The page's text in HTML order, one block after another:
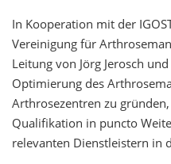
In Kooperation mit der
Vereinigung für
Leitung von Jörg Jerosch
Optimierung des
Arthrosezentren zu
Qualifikation in puncto
relevanten Dienstleistern in